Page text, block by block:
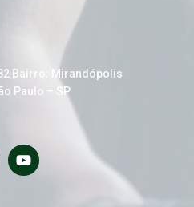
Bairro: Mirandópolis
Paulo – SP